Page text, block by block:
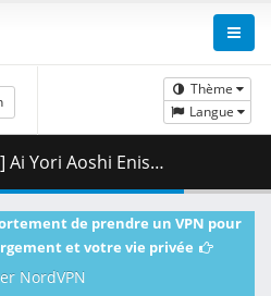
Thème
Langue
AC3 FLAC) [5A6C4593].mkv.001 ( 319.02 MB )
de prendre un VPN pour
et votre vie privée
NordVPN